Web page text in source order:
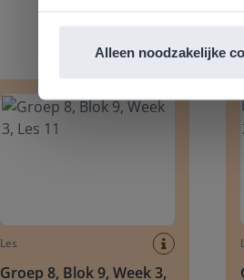
Alleen noodzakelijke
Les
Groep 8, Blok 9, Week 3,